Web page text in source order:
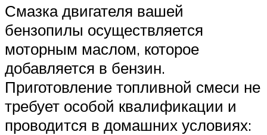
Смазка двигателя вашей
бензопилы осуществляется
моторным маслом, которое
добавляется в бензин.
Приготовление топливной смеси не
требует особой квалификации и
проводится в домашних условиях: